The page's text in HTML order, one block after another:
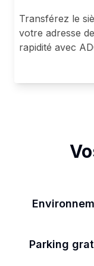
Transférez le
votre adresse
rapidité avec
Parking